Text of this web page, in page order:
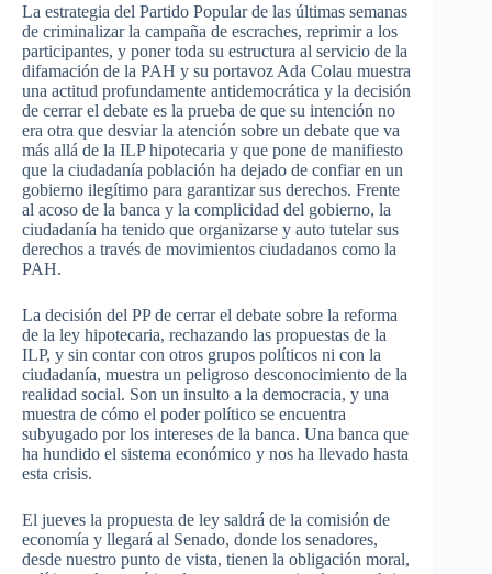
La estrategia del Partido Popular de las últimas semanas
de criminalizar la campaña de escraches, reprimir a los
participantes, y poner toda su estructura al servicio de la
difamación de la PAH y su portavoz Ada Colau muestra
una actitud profundamente antidemocrática y la decisión
de cerrar el debate es la prueba de que su intención no
era otra que desviar la atención sobre un debate que va
más allá de la ILP hipotecaria y que pone de manifiesto
que la ciudadanía población ha dejado de confiar en un
gobierno ilegítimo para garantizar sus derechos. Frente
al acoso de la banca y la complicidad del gobierno, la
ciudadanía ha tenido que organizarse y auto tutelar sus
derechos a través de movimientos ciudadanos como la
PAH.
La decisión del PP de cerrar el debate sobre la reforma
de la ley hipotecaria, rechazando las propuestas de la
ILP, y sin contar con otros grupos políticos ni con la
ciudadanía, muestra un peligroso desconocimiento de la
realidad social. Son un insulto a la democracia, y una
muestra de cómo el poder político se encuentra
subyugado por los intereses de la banca. Una banca que
ha hundido el sistema económico y nos ha llevado hasta
esta crisis.
El jueves la propuesta de ley saldrá de la comisión de
economía y llegará al Senado, donde los senadores,
desde nuestro punto de vista, tienen la obligación moral,